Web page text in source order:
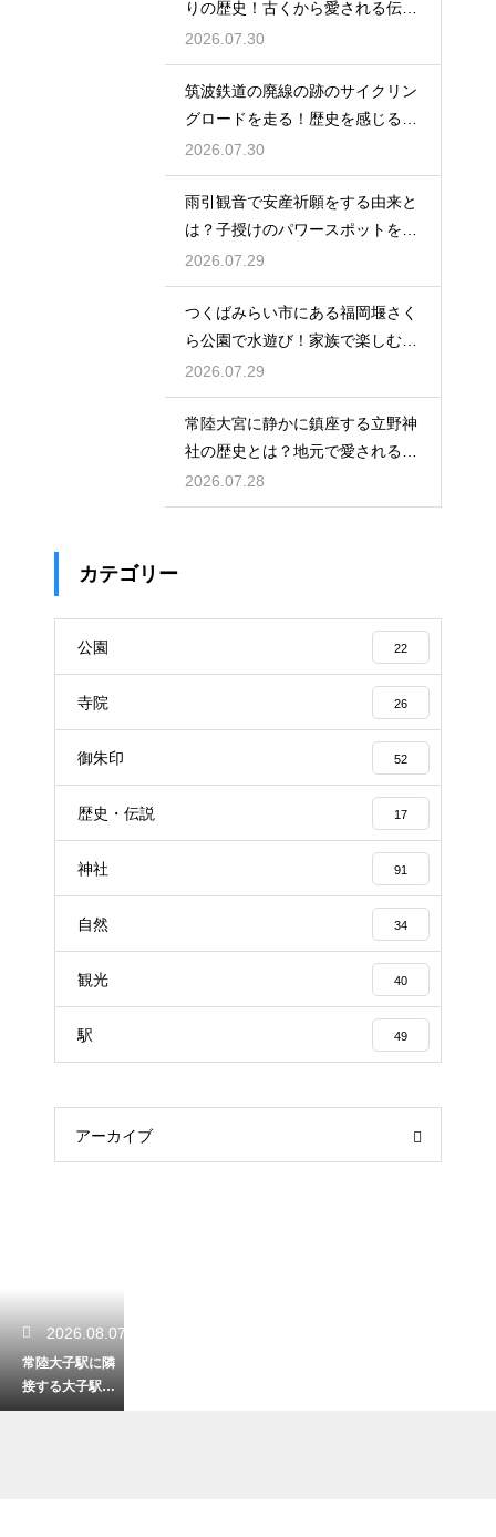
りの歴史！古くから愛される伝統
の由来
2026.07.30
筑波鉄道の廃線の跡のサイクリン
グロードを走る！歴史を感じる自
転車の旅
2026.07.30
雨引観音で安産祈願をする由来と
は？子授けのパワースポットを徹
底解説
2026.07.29
つくばみらい市にある福岡堰さく
ら公園で水遊び！家族で楽しむ休
日の午後
2026.07.29
常陸大宮に静かに鎮座する立野神
社の歴史とは？地元で愛される信
仰の拠点
2026.07.28
カテゴリー
公園 22
寺院 26
御朱印 52
歴史・伝説 17
神社 91
自然 34
観光 40
駅 49
アーカイブ
2026.08.07
常陸大子駅に隣
接する大子駅の
機関区の歴史！